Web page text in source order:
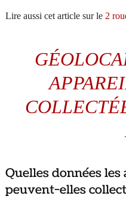
Lire aussi cet article sur le 2
Quelles données
peuvent-elles